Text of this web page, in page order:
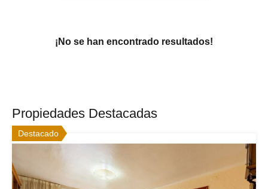
¡No se han encontrado resultados!
Propiedades Destacadas
Destacado